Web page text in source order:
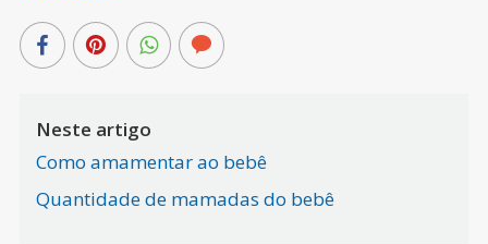
Neste artigo
Como amamentar ao bebê
Quantidade de mamadas do bebê